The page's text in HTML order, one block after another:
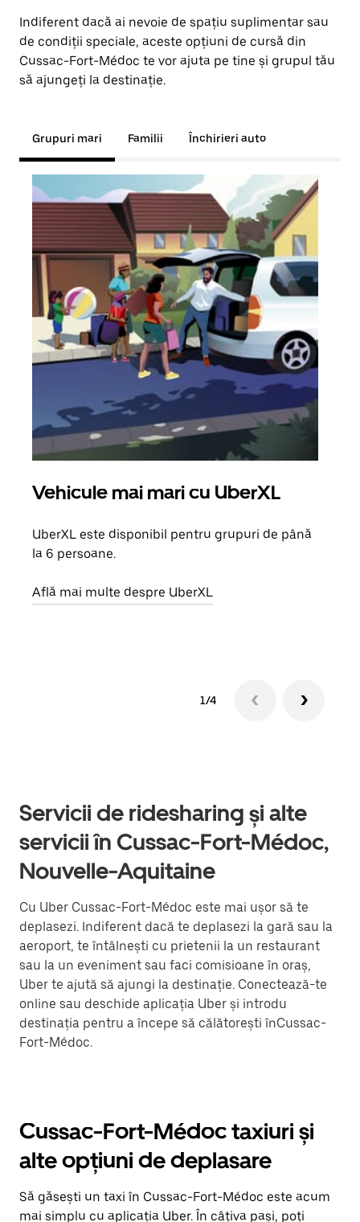
Indiferent dacă ai nevoie de spațiu suplimentar sau
de condiții speciale, aceste opțiuni de cursă din
Cussac-Fort-Médoc te vor ajuta pe tine și grupul tău
să ajungeți la destinație.
Grupuri mari Familii Închirieri auto
Vehicule mai mari cu UberXL
UberXL este disponibil pentru grupuri de până
la 6 persoane.
Află mai multe despre UberXL
1/4
Servicii de ridesharing și alte
servicii în Cussac-Fort-Médoc,
Nouvelle-Aquitaine
Cu Uber Cussac-Fort-Médoc este mai ușor să te
deplasezi. Indiferent dacă te deplasezi la gară sau la
aeroport, te întâlnești cu prietenii la un restaurant
sau la un eveniment sau faci comisioane în oraș,
Uber te ajută să ajungi la destinație. Conectează-te
online sau deschide aplicația Uber și introdu
destinația pentru a începe să călătorești înCussac-
Fort-Médoc.
Cussac-Fort-Médoc taxiuri și
alte opțiuni de deplasare
Să găsești un taxi în Cussac-Fort-Médoc este acum
mai simplu cu aplicația Uber. În câțiva pași, poți